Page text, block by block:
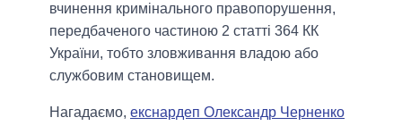
вчинення кримінального правопорушення,
передбаченого частиною 2 статті 364 КК
України, тобто зловживання владою або
службовим становищем.
Нагадаємо, екснардеп Олександр Черненко